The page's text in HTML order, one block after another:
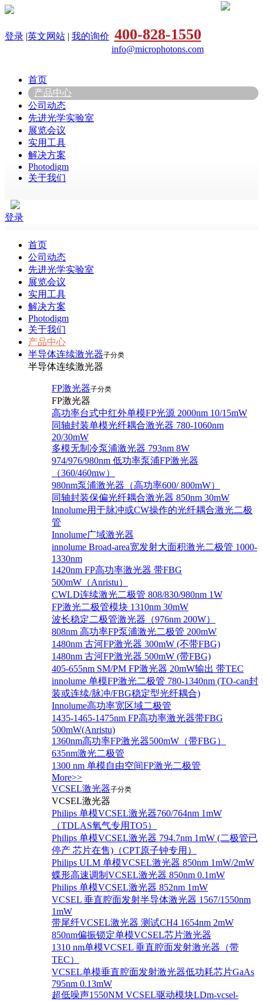
登录 |英文网站 | 我的询价 400-828-1550
info@microphotons.com
首页
产品中心
公司动态
先进光学实验室
展览会议
实用工具
解决方案
Photodigm
关于我们
登录
首页
公司动态
先进光学实验室
展览会议
实用工具
解决方案
Photodigm
关于我们
产品中心
半导体连续激光器子分类
半导体连续激光器
FP激光器子分类
FP激光器
高功率台式中红外单模FP光源 2000nm 10/15mW
同轴封装单模光纤耦合激光器 780-1060nm
20/30mW
多模无制冷泵浦激光器 793nm 8W
974/976/980nm 低功率泵浦FP激光器
（360/460mw）
980nm泵浦激光器（高功率600/ 800mW）
同轴封装保偏光纤耦合激光器 850nm 30mW
Innolume用于脉冲或CW操作的光纤耦合激光二极
管
Innolume广域激光器
innolume Broad-area宽发射大面积激光二极管 1000-
1330nm
1420nm FP高功率激光器 带FBG
500mW（Anristu）
CWLD连续激光二极管 808/830/980nm 1W
FP激光二极管模块 1310nm 30mW
波长稳定二极管激光器（976nm 200W）
808nm 高功率FP泵浦激光二极管 200mW
1480nm 古河FP激光器 300mW (不带FBG)
1480nm 古河FP激光器 500mW (带FBG)
405-655nm SM/PM FP激光器 20mW输出 带TEC
innolume 单模FP激光二极管 780-1340nm (TO-can封
装或连续/脉冲/FBG稳定型光纤耦合)
Innolume高功率宽区域二极管
1435-1465-1475nm FP高功率激光器带FBG
500mW(Anristu)
1360nm高功率FP激光器500mW（带FBG）
635nm激光二极管
1300 nm 单模自由空间FP激光二极管
More>>
VCSEL激光器子分类
VCSEL激光器
Philips 单模VCSEL激光器760/764nm 1mW
（TDLAS氧气专用TO5）
Philips 单模VCSEL激光器 794.7nm 1mW (二极管已
停产 芯片在售)（CPT原子钟专用）
Philips ULM 单模VCSEL激光器 850nm 1mW/2mW
蝶形高速调制VCSEL激光器 850nm 0.1mW
Philips 单模VCSEL激光器 852nm 1mW
VCSEL 垂直腔面发射半导体激光器 1567/1550nm
1mW
带尾纤VCSEL激光器 测试CH4 1654nm 2mW
850nm偏振锁定单模VCSEL芯片激光器
1310 nm单模VCSEL 垂直腔面发射激光器（带
TEC）
VCSEL单模垂直腔面发射激光器低功耗芯片GaAs
795nm 0.13mW
超低噪声1550NM VCSEL驱动模块LDm-vcsel-